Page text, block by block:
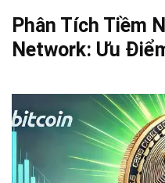
Phân Tích Tiềm
Network: Ưu